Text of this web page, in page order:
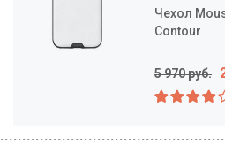
Чехол
Contour
5 970 руб.